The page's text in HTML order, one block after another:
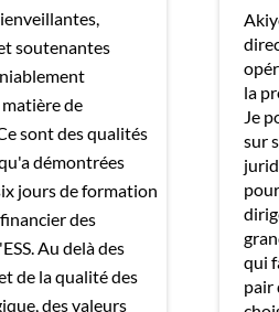
soutenantes
de
sont des qualités
démontrées
jours de formation
des
Au delà des
de la qualité des
des valeurs
la
Je
sur
qui
pair